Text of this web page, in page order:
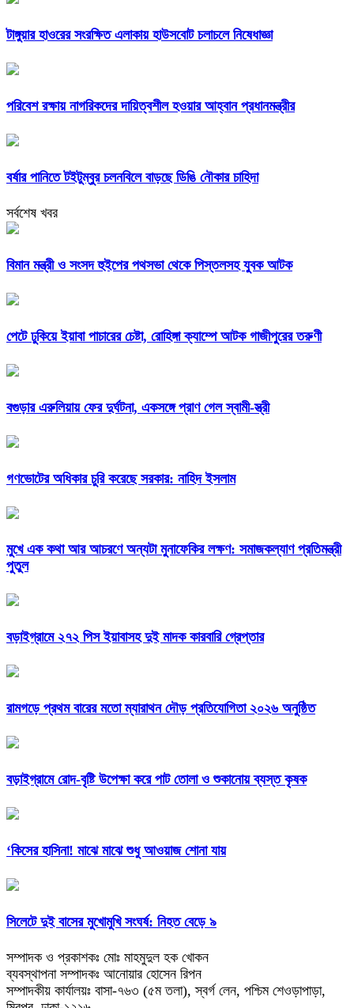
টাঙ্গুয়ার হাওরের সংরক্ষিত এলাকায় হাউসবোট চলাচলে নিষেধাজ্ঞা
পরিবেশ রক্ষায় নাগরিকদের দায়িত্বশীল হওয়ার আহ্বান প্রধানমন্ত্রীর
বর্ষার পানিতে টইটুম্বুর চলনবিলে বাড়ছে ডিঙি নৌকার চাহিদা
সর্বশেষ খবর
বিমান মন্ত্রী ও সংসদ হুইপের পথসভা থেকে পিস্তলসহ যুবক আটক
পেটে ঢুকিয়ে ইয়াবা পাচারের চেষ্টা, রোহিঙ্গা ক্যাম্পে আটক গাজীপুরের তরুণী
বগুড়ার এরুলিয়ায় ফের দুর্ঘটনা, একসঙ্গে প্রাণ গেল স্বামী-স্ত্রী
গণভোটের অধিকার চুরি করেছে সরকার: নাহিদ ইসলাম
মুখে এক কথা আর আচরণে অন্যটা মুনাফেকির লক্ষণ: সমাজকল্যাণ প্রতিমন্ত্রী
পুতুল
বড়াইগ্রামে ২৭২ পিস ইয়াবাসহ দুই মাদক কারবারি গ্রেপ্তার
রামগড়ে প্রথম বারের মতো ম্যারাথন দৌড় প্রতিযোগিতা ২০২৬ অনুষ্ঠিত
বড়াইগ্রামে রোদ-বৃষ্টি উপেক্ষা করে পাট তোলা ও শুকানোয় ব্যস্ত কৃষক
‘কিসের হাসিনা! মাঝে মাঝে শুধু আওয়াজ শোনা যায়
সিলেটে দুই বাসের মুখোমুখি সংঘর্ষ: নিহত বেড়ে ৯
সম্পাদক ও প্রকাশকঃ মোঃ মাহমুদুল হক খোকন
ব্যবস্থাপনা সম্পাদকঃ আনোয়ার হোসেন রিপন
সম্পাদকীয় কার্যালয়ঃ বাসা-৭৬৩ (৫ম তলা), স্বর্গ লেন, পশ্চিম শেওড়াপাড়া,